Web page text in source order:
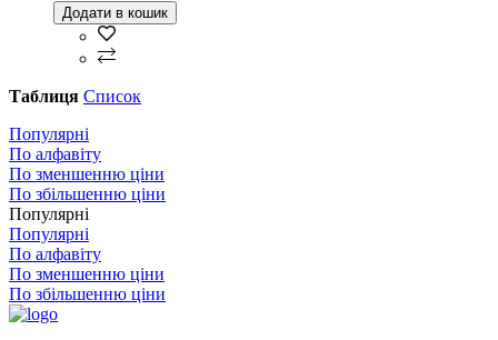
Додати в кошик
Таблиця Список
Популярні
По алфавіту
По зменшенню ціни
По збільшенню ціни
Популярні
Популярні
По алфавіту
По зменшенню ціни
По збільшенню ціни